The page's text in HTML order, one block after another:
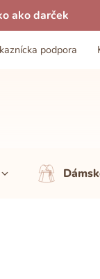
ako darček
podpora